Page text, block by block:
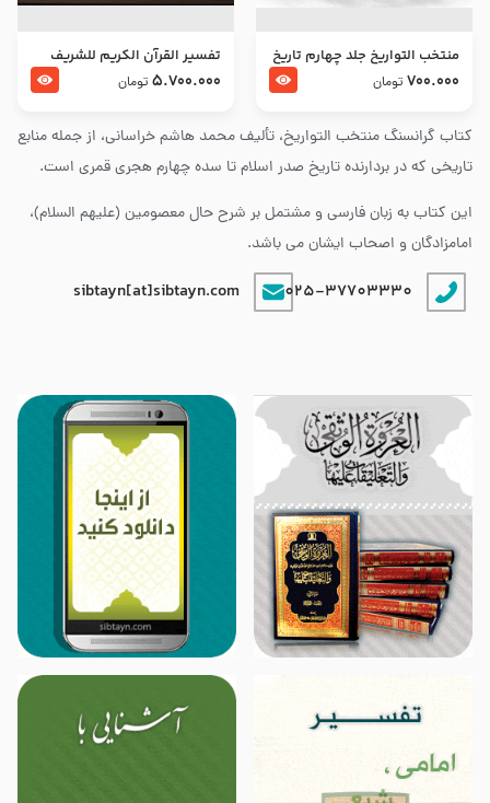
کتاب گرانسنگ منتخب التواريخ، تألیف محمد هاشم خراسانی، از جمله منابع
تاریخی که در بردارنده تاریخ صدر اسلام تا سده چهارم هجری قمری است.
این کتاب به زبان فارسی و مشتمل بر شرح حال معصومین (علیهم السلام)،
امامزادگان و اصحاب ایشان می باشد.
025-37703330
sibtayn[at]sibtayn.com
منتخب التواریخ جلد چهارم تاریخ
امام زین العابدین و امام محمد
700.000 تومان
تفسير القرآن الكريم للشريف
المرتضي قدس سرّه
5.700.000 تومان